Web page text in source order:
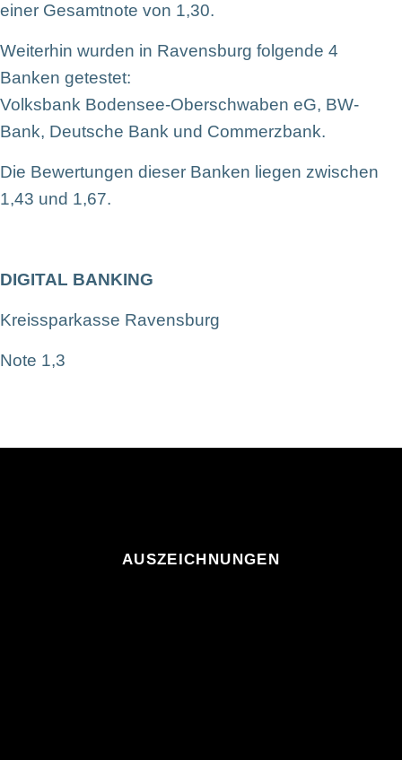
einer Gesamtnote von 1,30.
Weiterhin wurden in Ravensburg folgende 4
Banken getestet:
Volksbank Bodensee-Oberschwaben eG, BW-
Bank, Deutsche Bank und Commerzbank.
Die Bewertungen dieser Banken liegen zwischen
1,43 und 1,67.
DIGITAL BANKING
Kreissparkasse Ravensburg
Note 1,3
AUSZEICHNUNGEN